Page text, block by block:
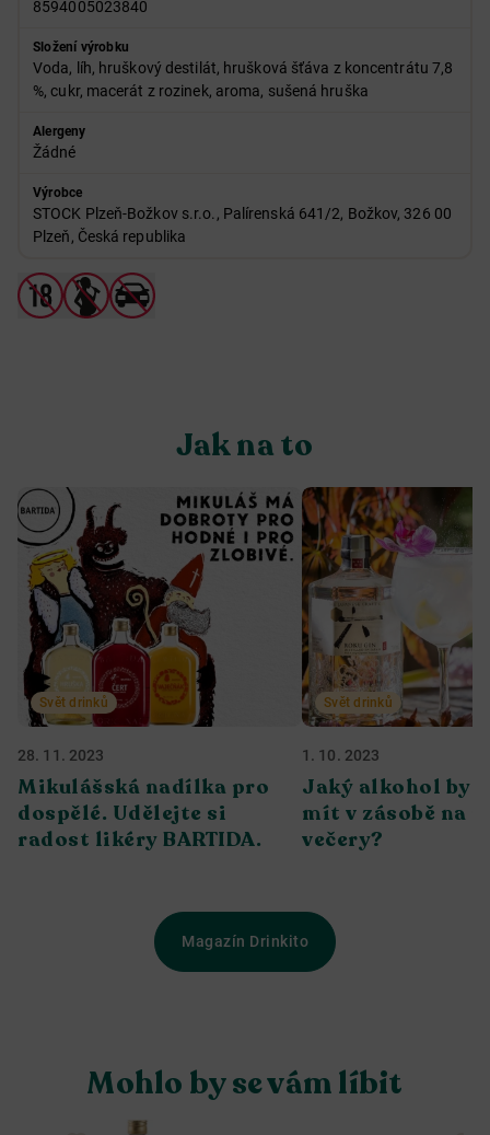
8594005023840
Složení výrobku
Voda, líh, hruškový destilát, hrušková šťáva z koncentrátu 7,8
%, cukr, macerát z rozinek, aroma, sušená hruška
Alergeny
Žádné
Výrobce
STOCK Plzeň-Božkov s.r.o., Palírenská 641/2, Božkov, 326 00
Plzeň, Česká republika
Jak na to
Svět drinků
28. 11. 2023
Mikulášská nadílka pro
dospělé. Udělejte si
radost likéry BARTIDA.
Svět drinků
1. 10. 2023
Jaký alkohol
mít v zásobě na
večery?
Magazín Drinkito
Mohlo by se vám líbit